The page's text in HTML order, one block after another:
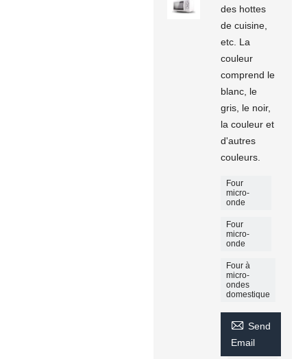
des hottes
de cuisine,
etc. La
couleur
comprend le
blanc, le
gris, le noir,
la couleur et
d'autres
couleurs.
Four
micro-
onde
Four
micro-
onde
Four à
micro-
ondes
domestique
 Send
Email